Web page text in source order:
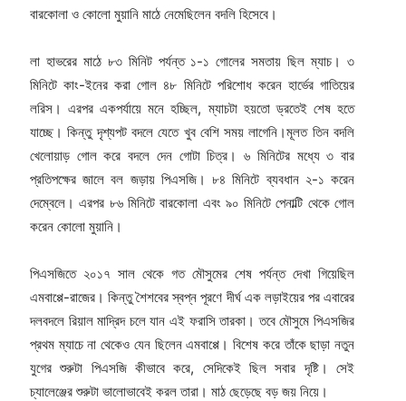
বারকোলা ও কোলো মুয়ানি মাঠে নেমেছিলেন বদলি হিসেবে।
লা হাভরের মাঠে ৮৩ মিনিট পর্যন্ত ১-১ গোলের সমতায় ছিল ম্যাচ। ৩
মিনিটে কাং-ইনের করা গোল ৪৮ মিনিটে পরিশোধ করেন হার্ভের গাতিয়ের
লরিস। এরপর একপর্যায়ে মনে হচ্ছিল, ম্যাচটা হয়তো ড্রতেই শেষ হতে
যাচ্ছে। কিন্তু দৃশ্যপট বদলে যেতে খুব বেশি সময় লাগেনি।মূলত তিন বদলি
খেলোয়াড় গোল করে বদলে দেন গোটা চিত্র। ৬ মিনিটের মধ্যে ৩ বার
প্রতিপক্ষের জালে বল জড়ায় পিএসজি। ৮৪ মিনিটে ব্যবধান ২-১ করেন
দেম্বেলে। এরপর ৮৬ মিনিটে বারকোলা এবং ৯০ মিনিটে পেনাল্টি থেকে গোল
করেন কোলো মুয়ানি।
পিএসজিতে ২০১৭ সাল থেকে গত মৌসুমের শেষ পর্যন্ত দেখা গিয়েছিল
এমবাপ্পে-রাজের। কিন্তু শৈশবের স্বপ্ন পূরণে দীর্ঘ এক লড়াইয়ের পর এবারের
দলবদলে রিয়াল মাদ্রিদ চলে যান এই ফরাসি তারকা। তবে মৌসুমে পিএসজির
প্রথম ম্যাচে না থেকেও যেন ছিলেন এমবাপ্পে। বিশেষ করে তাঁকে ছাড়া নতুন
যুগের শুরুটা পিএসজি কীভাবে করে, সেদিকেই ছিল সবার দৃষ্টি। সেই
চ্যালেঞ্জের শুরুটা ভালোভাবেই করল তারা। মাঠ ছেড়েছে বড় জয় নিয়ে।